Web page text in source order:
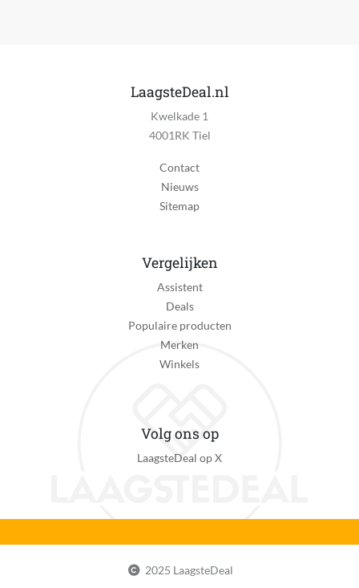
LaagsteDeal.nl
Kwelkade 1
4001RK Tiel
Contact
Nieuws
Sitemap
Vergelijken
Assistent
Deals
Populaire producten
Merken
Winkels
Volg ons op
LaagsteDeal op X
2025 LaagsteDeal